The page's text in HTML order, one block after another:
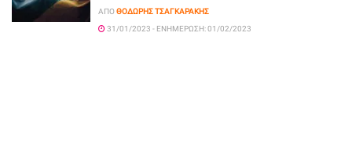
ΑΠΌΘΟΔΩΡΉΣ ΤΣΑΓΚΑΡΆΚΗΣ
31/01/2023 - ΕΝΗΜΈΡΩΣΗ: 01/02/2023